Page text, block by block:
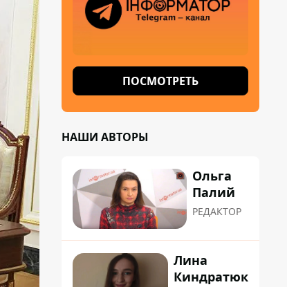
ПОСМОТРЕТЬ
НАШИ АВТОРЫ
Ольга
Палий
РЕДАКТОР
Лина
Киндратюк